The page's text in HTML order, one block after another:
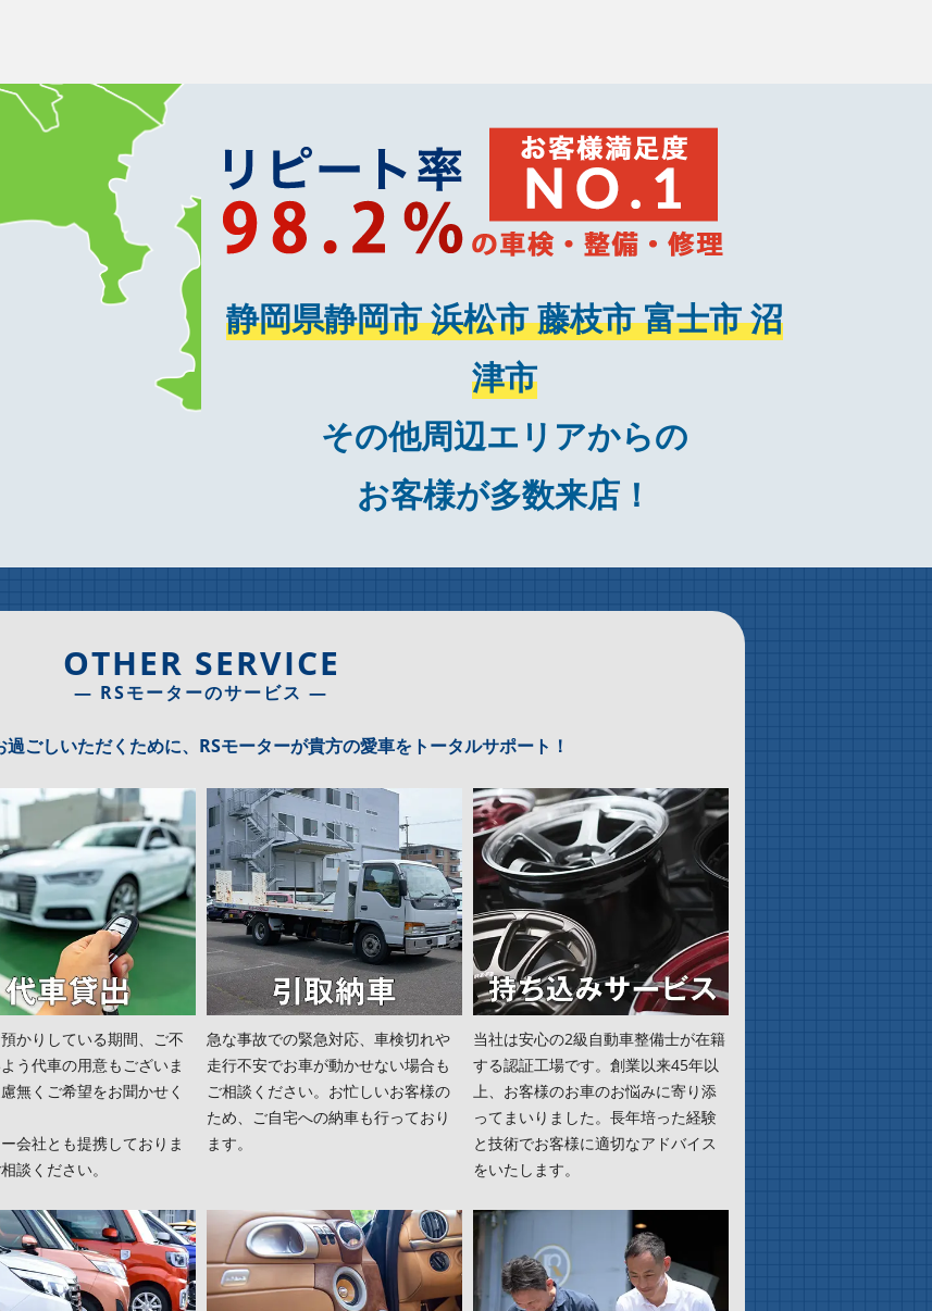
静岡県静岡市 浜松市 藤枝市 富士市 沼
津市
その他周辺エリアからの
お客様が多数来店！
OTHER SERVICE
― RSモーターのサービス ―
ごしいただくために、RSモーターが貴方の愛車をトータルサポート！
かりしている期間、ご不
う代車の用意もございま
無くご希望をお聞かせく
会社とも提携しておりま
談ください。
急な事故での緊急対応、車検切れや
走行不安でお車が動かせない場合も
ご相談ください。お忙しいお客様の
ため、ご自宅への納車も行っており
ます。
当社は安心の2級自動車整備士が在籍
する認証工場です。創業以来45年以
上、お客様のお車のお悩みに寄り添
ってまいりました。長年培った経験
と技術でお客様に適切なアドバイス
をいたします。